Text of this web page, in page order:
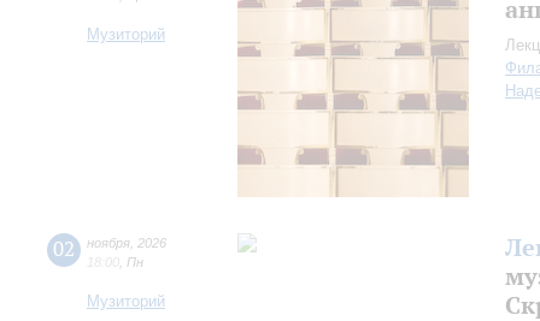
Музиторий
02 ноября 2026
18:00 Пн
Музиторий